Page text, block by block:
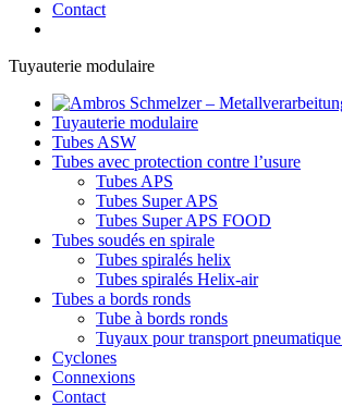
Contact
Tuyauterie modulaire
Tuyauterie modulaire
Tubes ASW
Tubes avec protection contre l’usure
Tubes APS
Tubes Super APS
Tubes Super APS FOOD
Tubes soudés en spirale
Tubes spiralés helix
Tubes spiralés Helix-air
Tubes a bords ronds
Tube à bords ronds
Tuyaux pour transport
Cyclones
Connexions
Contact